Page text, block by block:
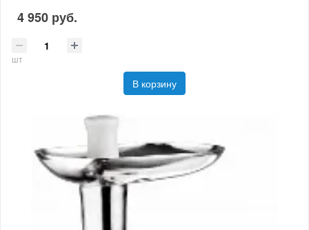
4 950 руб.
шт
В корзину